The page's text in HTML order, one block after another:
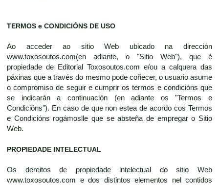
TERMOS e CONDICIÓNS DE USO
Ao acceder ao sitio Web ubicado na dirección
www.toxosoutos.com(en adiante, o "Sitio Web"), que é
propiedade de Editorial Toxosoutos.com e/ou a calquera das
páxinas que a través do mesmo pode coñecer, o usuario asume
o compromiso de seguir e cumprir os termos e condicións que
se indicarán a continuación (en adiante os "Termos e
Condicións"). En caso de que non estea de acordo cos Termos
e Condicións rogámoslle que se absteña de empregar o Sitio
Web.
PROPIEDADE INTELECTUAL
Os dereitos de propiedade intelectual do sitio Web
www.toxosoutos.com e dos distintos elementos nel contidos